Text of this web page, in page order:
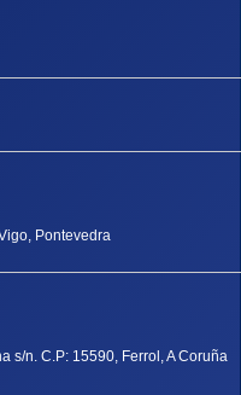
Pontevedra
s/n. C.P: 15590, Ferrol, A Coruña